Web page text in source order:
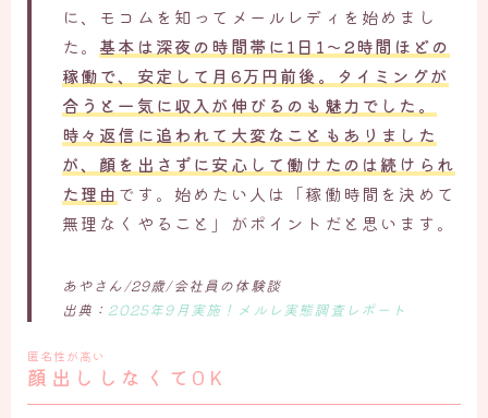
に、モコムを知ってメールレディを始めまし
た。 基本は深夜の時間帯に1日1〜2時間ほどの
稼働で、安定して月6万円前後。タイミングが
合うと一気に収入が伸びるのも魅力でした。
時々返信に追われて大変なこともありました
が、顔を出さずに安心して働けたのは続けられ
た理由 です。始めたい人は「稼働時間を決めて
無理なくやること」がポイントだと思います。
あやさん/29歳/会社員の体験談
出典： 2025年9月実施！メルレ実態調査レポート
匿名性が高い
顔出ししなくてOK